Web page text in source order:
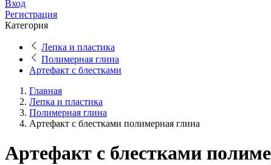
Вход
Регистрация
Категория
Лепка и пластика
Полимерная глина
Артефакт с блестками
Главная
Лепка и пластика
Полимерная глина
Артефакт с блестками полимерная глина
Артефакт с блестками